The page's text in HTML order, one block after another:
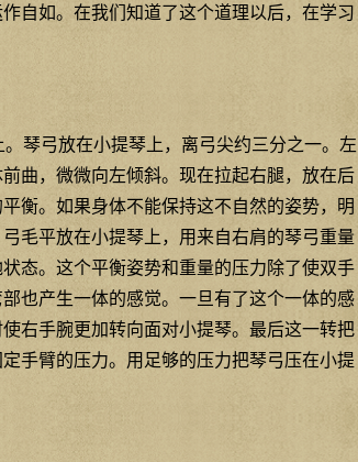
自如。在我们知道了这个道理以后，在学习
琴弓放在小提琴上，离弓尖约三分之一。左
曲，微微向左倾斜。现在拉起右腿，放在后
衡。如果身体不能保持这不自然的姿势，明
毛平放在小提琴上，用来自右肩的琴弓重量
态。这个平衡姿势和重量的压力除了使双手
也产生一体的感觉。一旦有了这个一体的感
右手腕更加转向面对小提琴。最后这一转把
手臂的压力。用足够的压力把琴弓压在小提